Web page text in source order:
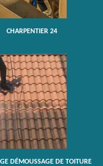
CHARPENTIER 24
DÉMOUSSAGE DE TOITURE